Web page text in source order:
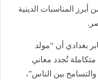
المناسبات الدينية
بغدادي أن “مولد
تُجدد معاني
بين الناس”،